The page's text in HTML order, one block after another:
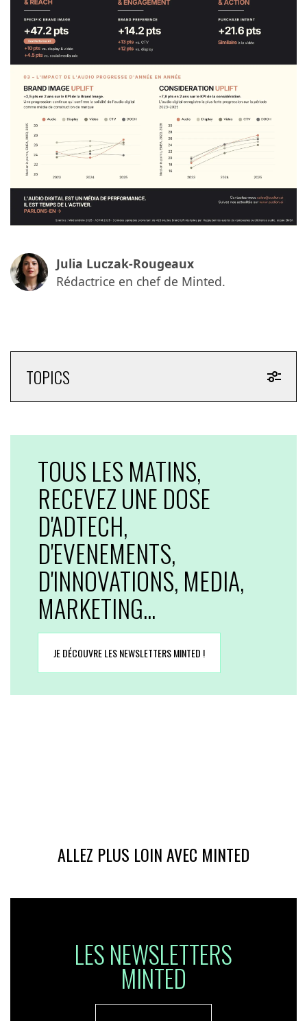
Julia Luczak-Rougeaux
Rédactrice en chef de Minted.
TOPICS
TOUS LES MATINS,
RECEVEZ UNE DOSE
D'ADTECH,
D'EVENEMENTS,
D'INNOVATIONS, MEDIA,
MARKETING...
JE DÉCOUVRE LES NEWSLETTERS MINTED !
ALLEZ PLUS LOIN AVEC MINTED
LES NEWSLETTERS
MINTED